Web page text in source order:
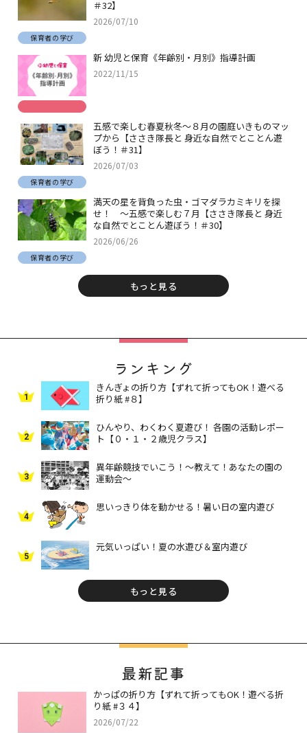
＃32】
2026/07/10
保育者の学び
新 幼児と保育《年齢別・月別》指導計画
2022/11/15
五感で楽しむ春夏秋冬～８月の園庭いきものマッ
プから【ささき隊長と 身近な自然でとことん遊
ぼう！＃31】
2026/07/03
保育者の学び
満天の星を背負った虫・ゴマダラカミキリを探
せ！ ～五感で楽しむ７月【ささき隊長と 身近
な自然でとことん遊ぼう！＃30】
2026/06/26
保育者の学び
もっと見る
ランキング
1
きんぎょの折り方【ずれて折ってもOK！遊べる
折り紙 #８】
2
ひんやり、わくわく夏遊び！ 各園の活動レポー
ト【０・１・２歳児クラス】
3
異年齢競技でいこう！～教えて！あなたの園の
運動会～
4
思いっきり体を動かせる！暑い日の室内遊び
5
元気いっぱい！夏の水遊び＆室内遊び
もっと見る
最新記事
かっぱの折り方【ずれて折ってもOK！遊べる折
り紙 #３４】
2026/07/22